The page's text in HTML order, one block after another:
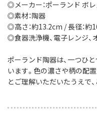
◎メーカー：ポーランド ボ
◎素材：陶器
◎高さ：約13.2cm / 長径：約
◎食器洗浄機、電子レンジ、
ポーランド陶器は、一つひ
います。色の濃さや柄の配
とご理解いただいたうえで